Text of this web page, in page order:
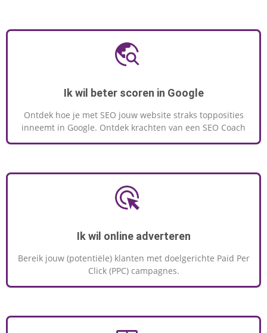
Ik wil beter scoren in Google
Ontdek hoe je met SEO jouw website straks topposities
inneemt in Google. Ontdek krachten van een SEO Coach
Ik wil online adverteren
Bereik jouw (potentiële) klanten met doelgerichte Paid Per
Click (PPC) campagnes.